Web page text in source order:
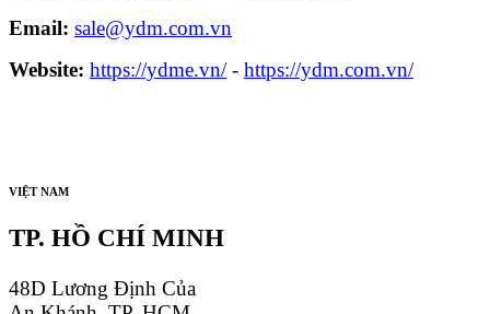
Email: sale@ydm.com.vn
Website: https://ydme.vn/- https://ydm.com.vn/
VIỆT NAM
TP. HỒ CHÍ MINH
48D Lương Định Của